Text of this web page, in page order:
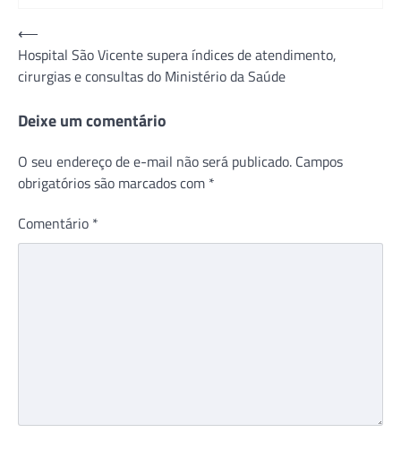
Navegação
de
Post
⟵
Hospital São Vicente supera índices de atendimento,
cirurgias e consultas do Ministério da Saúde
Deixe um comentário
O seu endereço de e-mail não será publicado. Campos
obrigatórios são marcados com *
Comentário *